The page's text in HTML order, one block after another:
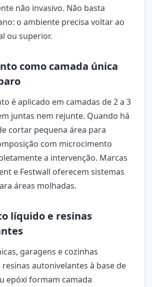
não invasivo. Não basta
o ambiente precisa voltar ao
ou superior.
como camada única
é aplicado em camadas de 2 a 3
juntas nem rejunte. Quando há
cortar pequena área para
com microcimento
a intervenção. Marcas
e Festwall oferecem sistemas
áreas molhadas.
líquido e resinas
garagens e cozinhas
autonivelantes à base de
epóxi formam camada